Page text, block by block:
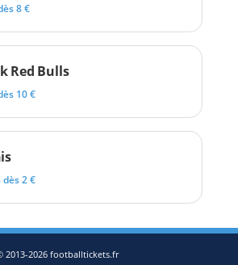
8 €
Red Bulls
10 €
2 €
2013-2026 footballtickets.fr